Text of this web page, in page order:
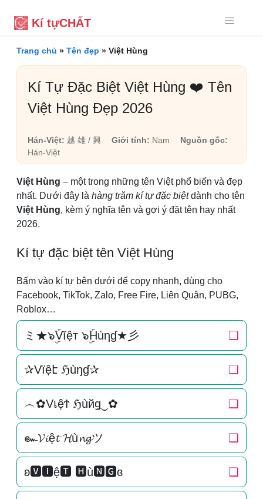
Kí tựCHẤT
Trang chủ » Tên đẹp » Việt Hùng
Kí Tự Đặc Biệt Việt Hùng ❤️ Tên
Việt Hùng Đẹp 2026
Hán-Việt: 越 雄 / 興 Giới tính: Nam
Nguồn gốc:
Hán-Việt
Việt Hùng – một trong những tên Việt phổ biến và đẹp
nhất. Dưới đây là hàng trăm kí tự đặc biệtdành cho tên
Việt Hùng, kèm ý nghĩa tên và gợi ý đặt tên hay nhất
2026.
Kí tự đặc biệt tên Việt Hùng
Bấm vào kí tự bên dưới để copy nhanh, dùng cho
Facebook, TikTok, Zalo, Free Fire, Liên Quân, PUBG,
Roblox…
ミ★๖ۣۜVĭệт ๖ۣۜHùηɠ★彡 ❏
✰Vїệէ ℌùŋɠ✰ ❏
︵✿VเệϮ ℌùйǥ‿✿ ❏
๛𝓥𝓲ệ𝓽 𝓗ù𝓷𝓰ツ ❏
ʚ🆅🅸ệ🆃 🅷ù🅽🅶ɞ ❏